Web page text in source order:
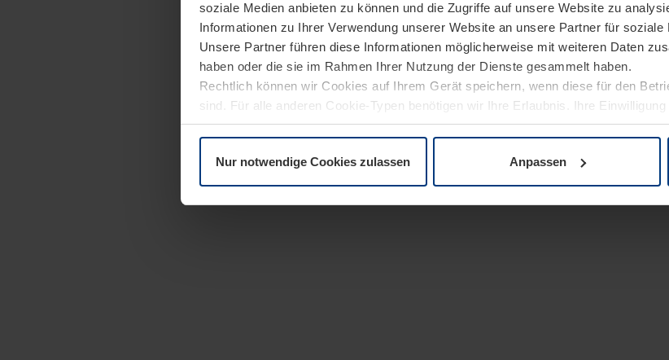
soziale Medien anbieten zu können und die Zugriffe auf unsere Website zu
Informationen zu Ihrer Verwendung unserer Website an unsere Partner für soziale
Unsere Partner führen diese Informationen möglicherweise mit weiteren Daten
haben oder die sie im Rahmen Ihrer Nutzung der Dienste gesammelt haben.
Rechtlich können wir Cookies auf Ihrem Gerät speichern, wenn diese für den
sind. Für alle anderen Cookie-Typen benötigen wir Ihre Erlaubnis. Ihre
Erläuterung auf der SeiteDatenschutzerklärungunserer Website ändern oder
Nur notwendige Cookies zulassen Anpassen